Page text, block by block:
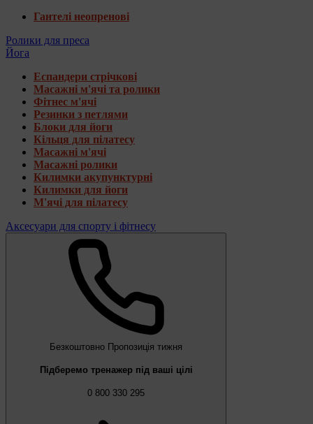
Гантелі неопренові
Ролики для преса
Йога
Еспандери стрічкові
Масажні м'ячі та ролики
Фітнес м'ячі
Резинки з петлями
Блоки для йоги
Кільця для пілатесу
Масажні м'ячі
Масажні ролики
Килимки акупунктурні
Килимки для йоги
М'ячі для пілатесу
Аксесуари для спорту і фітнесу
Безкоштовно Пропозиція тижня
Підберемо тренажер під ваші цілі
0 800 330 295